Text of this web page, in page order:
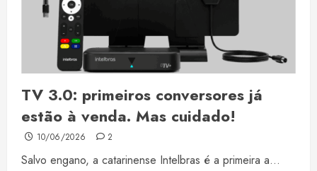
TV 3.0: primeiros conversores já
estão à venda. Mas cuidado!
10/06/2026 2
Salvo engano, a catarinense Intelbras é a primeira a...